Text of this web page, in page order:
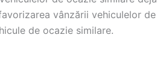
vânzării vehiculelor de
de ocazie similare.